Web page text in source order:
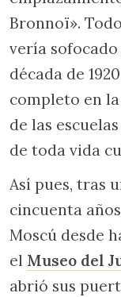
Bronnoï».
vería
década de
completo en
de las
de toda vida
Así pues, tras
cincuenta
Moscú desde
el Museo del
abrió sus